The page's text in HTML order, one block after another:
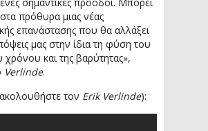
πρόθυρα μιας νέας
επανάστασης που θα αλλάξει
μας στην ίδια τη φύση του
και της βαρύτητας»,
Verlinde.
τον Erik Verlinde):